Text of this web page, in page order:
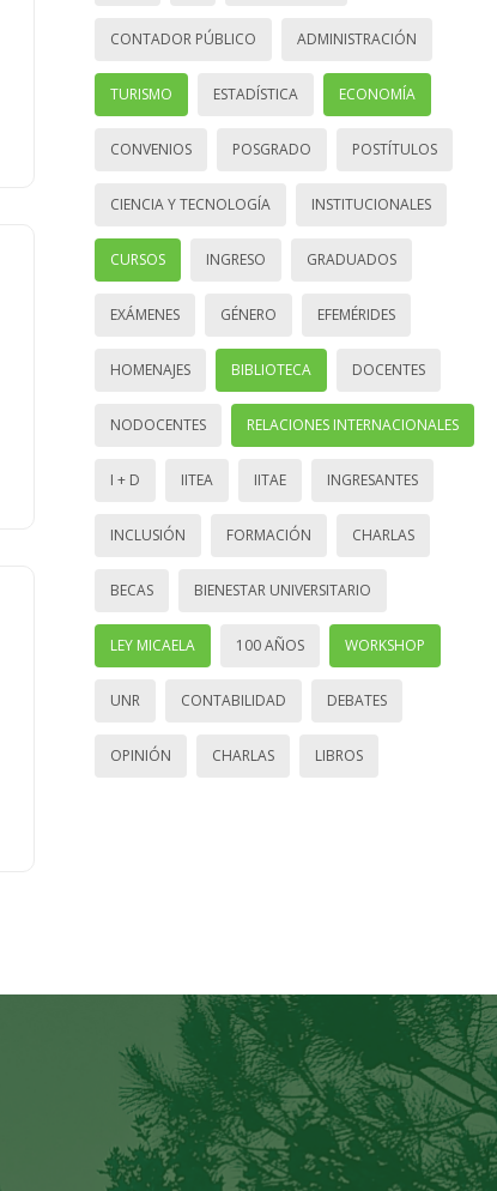
CONTADOR PÚBLICO ADMINISTRACIÓN
TURISMO ESTADÍSTICA ECONOMÍA
CONVENIOS POSGRADO POSTÍTULOS
CIENCIA Y TECNOLOGÍA INSTITUCIONALES
CURSOS INGRESO GRADUADOS
EXÁMENES GÉNERO EFEMÉRIDES
HOMENAJES BIBLIOTECA DOCENTES
NODOCENTES RELACIONES INTERNACIONALES
I + D IITEA IITAE INGRESANTES
INCLUSIÓN FORMACIÓN CHARLAS
BECAS BIENESTAR UNIVERSITARIO
LEY MICAELA 100 AÑOS WORKSHOP
UNR CONTABILIDAD DEBATES
OPINIÓN CHARLAS LIBROS